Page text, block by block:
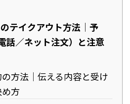
テイクアウト方法｜予
話／ネット注文）と注意
方法｜伝える内容と受け
方